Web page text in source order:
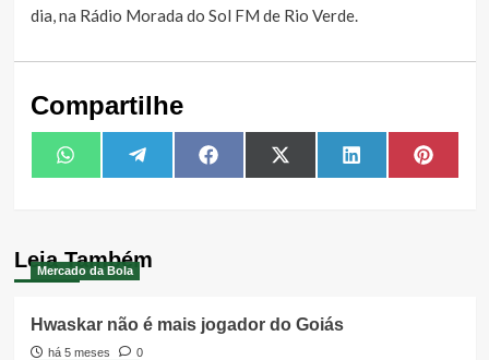
dia, na Rádio Morada do Sol FM de Rio Verde.
Compartilhe
Share
on
WhatsAppShare
on
TelegramShare
on
FacebookShare
on
X
(Twitter)
Share
on
LinkedIn Share
on
Leia Também
Mercado da Bola
Hwaskar não é mais jogador do Goiás
há 5 meses
0